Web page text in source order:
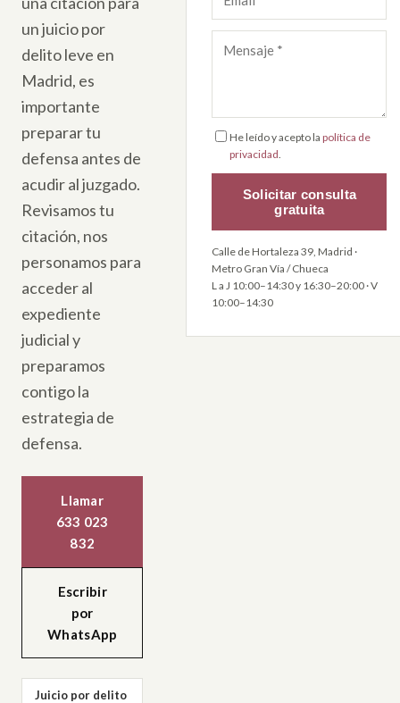
un juicio por
delito leve en
Madrid, es
importante
preparar tu
defensa antes de
acudir al juzgado.
Revisamos tu
citación, nos
personamos para
acceder al
expediente
judicial y
preparamos
contigo la
estrategia de
defensa.
Llamar
633 023
832
Escribir
por
WhatsApp
Juicio por delito
He leído y acepto lapolítica de
privacidad.
Solicitar consulta
gratuita
Calle de Hortaleza 39, Madrid ·
Metro Gran Vía / Chueca
L a J 10:00–14:30 y 16:30–20:00 · V
10:00–14:30